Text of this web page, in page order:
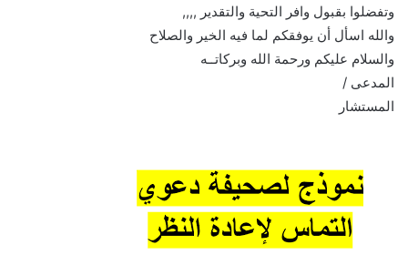
وتفضلوا بقبول وافر التحية والتقدير ,,,,
والله اسأل أن يوفقكم لما فيه الخير والصلاح
والسلام عليكم ورحمة الله وبركاتــه
المدعى /
المستشار